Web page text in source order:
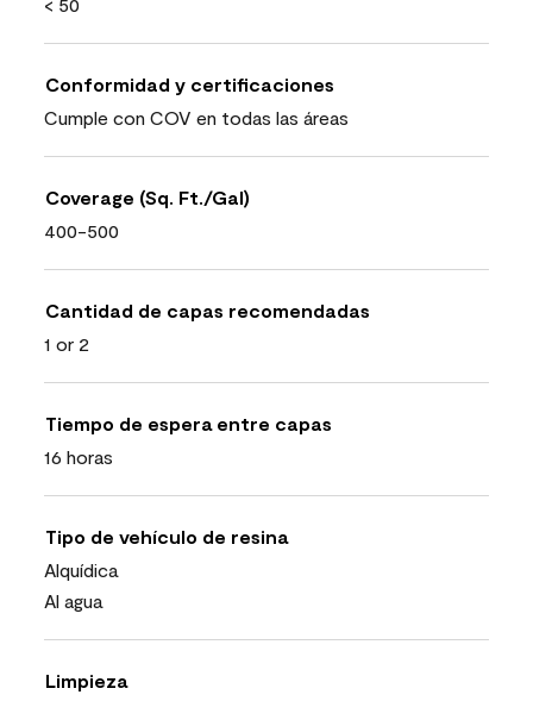
< 50
Conformidad y certificaciones
Cumple con COV en todas las áreas
Coverage (Sq. Ft./Gal)
400-500
Cantidad de capas recomendadas
1 or 2
Tiempo de espera entre capas
16 horas
Tipo de vehículo de resina
Alquídica
Al agua
Limpieza